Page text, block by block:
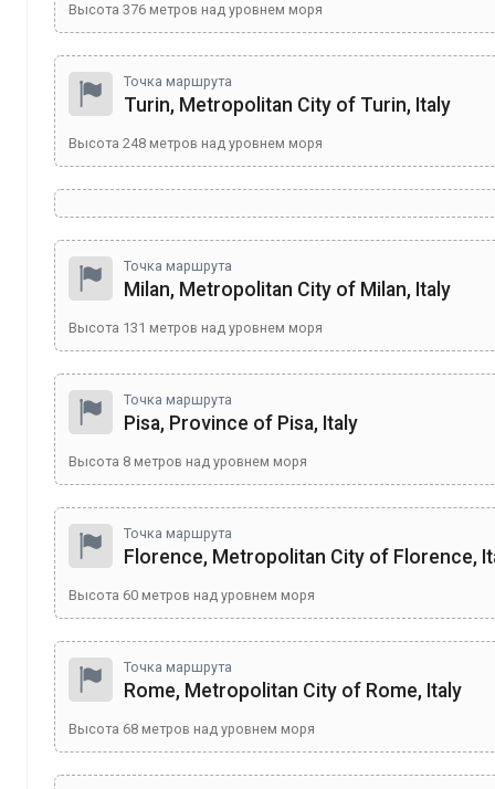
Высота 376 метров над уровнем моря
Точка маршрута
Turin, Metropolitan City of Turin, Italy
Высота 248 метров над уровнем моря
Точка маршрута
Milan, Metropolitan City of Milan, Italy
Высота 131 метров над уровнем моря
Точка маршрута
Pisa, Province of Pisa, Italy
Высота 8 метров над уровнем моря
Точка маршрута
Florence, Metropolitan City of Florence,
Высота 60 метров над уровнем моря
Точка маршрута
Rome, Metropolitan City of Rome, Italy
Высота 68 метров над уровнем моря